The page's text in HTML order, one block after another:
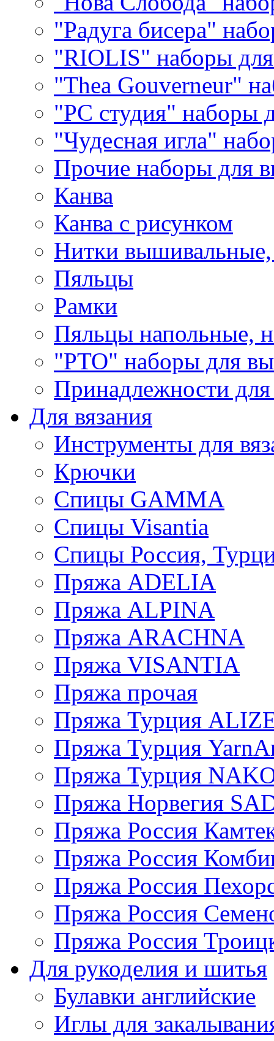
"Радуга бисера"
"RIOLIS" наборы
"Thea Gouverneur"
"РС студия" наборы
"Чудесная игла"
Прочие наборы для
Канва
Канва с рисунком
Нитки
Пяльцы
Рамки
Пяльцы напольные,
"РТО" наборы для
Принадлежности
Для вязания
Инструменты для
Крючки
Спицы GAMMA
Спицы Visantia
Спицы Россия,
Пряжа ADELIA
Пряжа ALPINA
Пряжа ARACHNA
Пряжа VISANTIA
Пряжа прочая
Пряжа Турция
Пряжа Турция
Пряжа Турция
Пряжа Норвегия
Пряжа Россия
Пряжа Россия
Пряжа Россия
Пряжа Россия
Пряжа Россия
Для рукоделия и шитья
Булавки английские
Иглы для